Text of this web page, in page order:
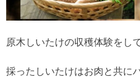
原木しいたけの収穫体験をし
採ったしいたけはお肉と共に